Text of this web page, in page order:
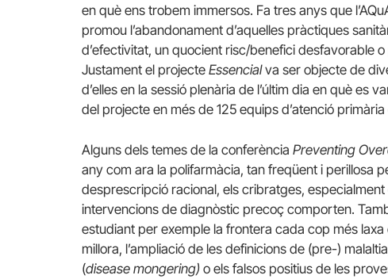
en què ens trobem immersos. Fa tres anys que
promou l’abandonament d’aquelles pràctiques
d’efectivitat, un quocient risc/benefici desfavorable o
Justament el projecte Essencialva ser objecte de
d’elles en la sessió plenària de l’últim dia en què es
del projecte en més de 125 equips d’atenció
Alguns dels temes de la conferència Preventing
any com ara la polifarmàcia, tan freqüent i perillosa
desprescripció racional, els cribratges,
intervencions de diagnòstic precoç comporten.
estudiant per exemple la frontera cada cop més
millora, l’ampliació de les definicions de (pre-)
(disease mongering) o els falsos positius de les